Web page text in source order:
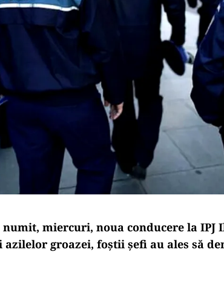
miercuri, noua conducere la IPJ
groazei, foștii șefi au ales să